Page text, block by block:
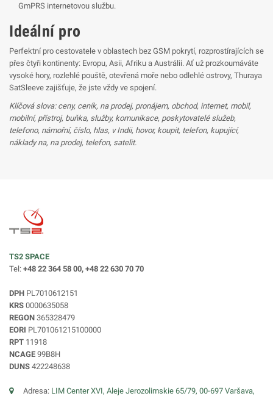
GmPRS internetovou službu.
Ideální pro
Perfektní pro cestovatele v oblastech bez GSM pokrytí, rozprostírajících se
přes čtyři kontinenty: Evropu, Asii, Afriku a Austrálii. Ať už prozkoumáváte
vysoké hory, rozlehlé pouště, otevřená moře nebo odlehlé ostrovy, Thuraya
SatSleeve zajišťuje, že jste vždy ve spojení.
Klíčová slova: ceny, ceník, na prodej, pronájem, obchod, internet, mobil,
mobilní, přístroj, buňka, služby, komunikace, poskytovatelé služeb,
telefono, námořní, číslo, hlas, v Indii, hovor, koupit, telefon, kupující,
náklady na, na prodej, telefon, satelit.
TS2 SPACE
Tel: +48 22 364 58 00, +48 22 630 70 70
DPH PL7010612151
KRS 0000635058
REGON 365328479
EORI PL701061215100000
RPT 11918
NCAGE 99B8H
DUNS 422248638
Adresa: LIM Center XVI, Aleje Jerozolimskie 65/79, 00-697 Varšava,